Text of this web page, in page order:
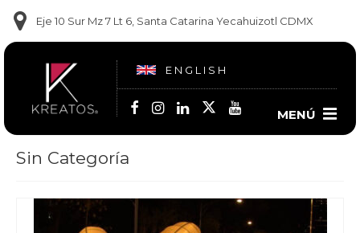
Eje 10 Sur Mz 7 Lt 6, Santa Catarina Yecahuizotl CDMX
ENGLISH
MENÚ
(55) 5860-1682
Sin Categoría